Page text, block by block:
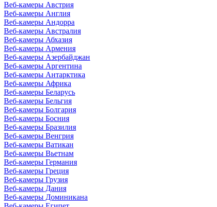
Веб-камеры Австрия
Веб-камеры Англия
Веб-камеры Андорра
Веб-камеры Австралия
Веб-камеры Абхазия
Веб-камеры Армения
Веб-камеры Азербайджан
Веб-камеры Аргентина
Веб-камеры Антарктика
Веб-камеры Африка
Веб-камеры Беларусь
Веб-камеры Бельгия
Веб-камеры Болгария
Веб-камеры Босния
Веб-камеры Бразилия
Веб-камеры Венгрия
Веб-камеры Ватикан
Веб-камеры Вьетнам
Веб-камеры Германия
Веб-камеры Греция
Веб-камеры Грузия
Веб-камеры Дания
Веб-камеры Доминикана